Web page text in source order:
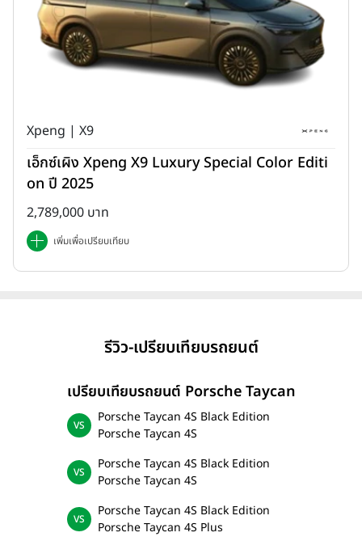
Xpeng | X9
เอ็กซ์เผิง Xpeng X9 Luxury Special Color Editi
on ปี 2025
2,789,000 บาท
เพิ่มเพื่อเปรียบเทียบ
รีวิว-เปรียบเทียบรถยนต์
เปรียบเทียบรถยนต์ Porsche Taycan
Porsche Taycan 4S Black Edition
Porsche Taycan 4S
Porsche Taycan 4S Black Edition
Porsche Taycan 4S
Porsche Taycan 4S Black Edition
Porsche Taycan 4S Plus